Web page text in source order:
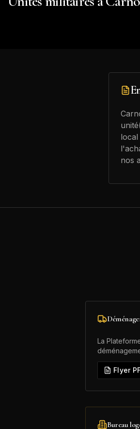
nos
La
Flyer
Bureau